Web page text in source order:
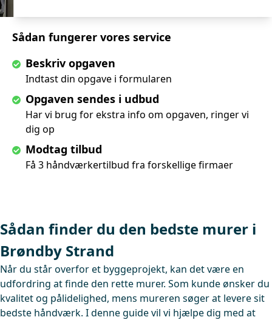
Sådan fungerer vores service
Beskriv opgaven
Indtast din opgave i formularen
Opgaven sendes i udbud
Har vi brug for ekstra info om opgaven, ringer vi
dig op
Modtag tilbud
Få 3 håndværkertilbud fra forskellige firmaer
Sådan finder du den bedste murer i
Brøndby Strand
Når du står overfor et byggeprojekt, kan det være en
udfordring at finde den rette murer. Som kunde ønsker du
kvalitet og pålidelighed, mens mureren søger at levere sit
bedste håndværk. I denne guide vil vi hjælpe dig med at